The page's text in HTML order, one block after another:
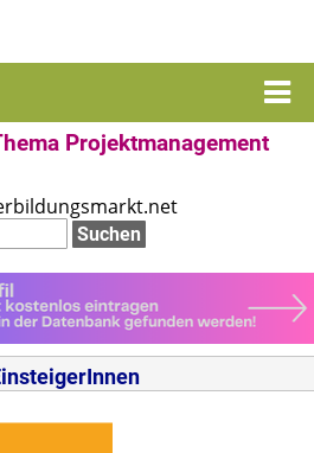
Projektmanagement